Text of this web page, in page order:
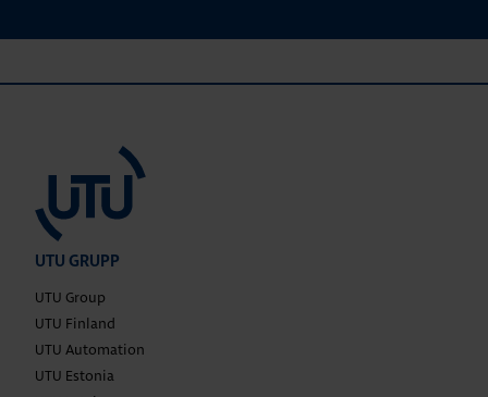
UTU GRUPP
UTU Group
UTU Finland
UTU Automation
UTU Estonia